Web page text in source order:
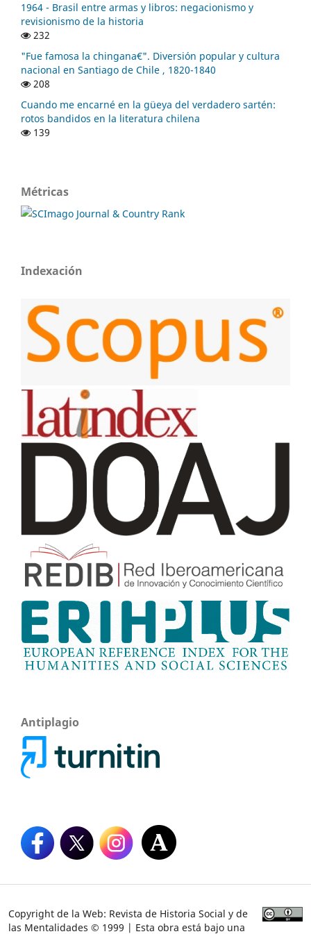
1964 - Brasil entre armas y libros: negacionismo y
revisionismo de la historia
232
"Fue famosa la chingana€". Diversión popular y cultura
nacional en Santiago de Chile , 1820-1840
208
Cuando me encarné en la güeya del verdadero sartén:
rotos bandidos en la literatura chilena
139
Métricas
Indexación
Antiplagio
Copyright de la Web: Revista de Historia Social y de
las Mentalidades © 1999 | Esta obra está bajo una